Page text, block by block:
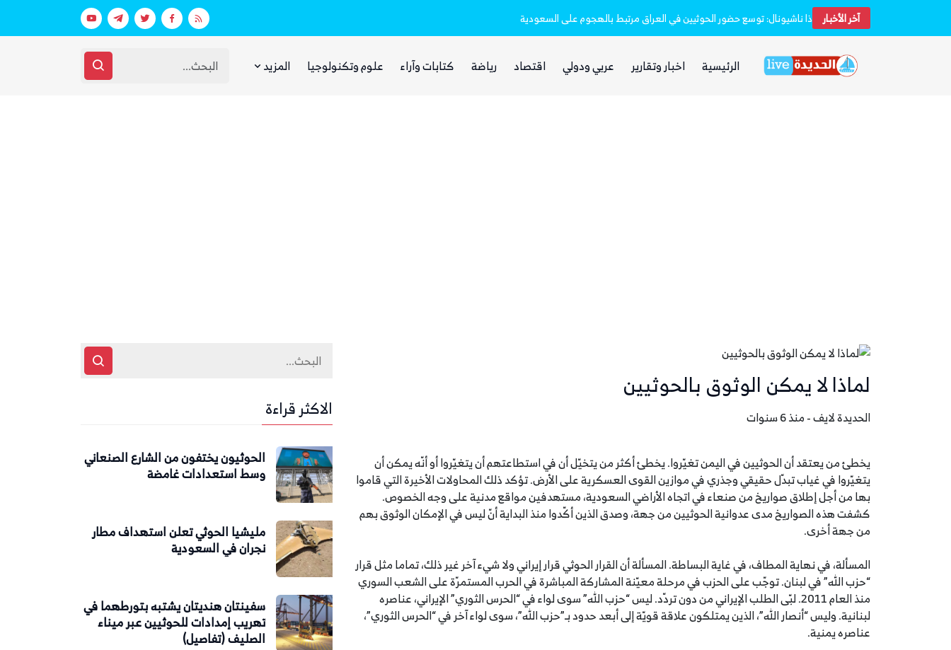
آخر الأخبار ذا ناشيونال: توسع حضور الحوثيين في العراق مرتبط بالهجوم على السعودية
الحوثيون يختفون من الشارع الصنعاني وسط استعدادات غامضة خفر السواحل والبحرية اليمنية ينقذان طاقم سفينة شحن هندية تعرضت لهجوم بزورق مفخخ الفرصة التي انتظرها الحوثي!
الرئيسية اخبار وتقارير عربي ودولي اقتصاد رياضة كتابات وآراء علوم وتكنولوجيا المزيد
لماذا لا يمكن الوثوق بالحوثيين
الحديدة لايف - منذ 6 سنوات
يخطئ من يعتقد أن الحوثيين في اليمن تغيّروا. يخطئ أكثر من يتخيّل أن في استطاعتهم أن يتغيّروا أو أنّه يمكن أن
يتغيّروا في غياب تبدّل حقيقي وجذري في موازين القوى العسكرية على الأرض. تؤكد ذلك المحاولات الأخيرة التي قاموا
بها من أجل إطلاق صواريخ من صنعاء في اتجاه الأراضي السعودية، مستهدفين مواقع مدنية على وجه الخصوص.
كشفت هذه الصواريخ مدى عدوانية الحوثيين من جهة، وصدق الذين أكّدوا منذ البداية أنّ ليس في الإمكان الوثوق بهم
من جهة أخرى.
المسألة، في نهاية المطاف، في غاية البساطة. المسألة أن القرار الحوثي قرار إيراني ولا شيء آخر غير ذلك، تماما مثل قرار
“حزب الله” في لبنان. توجّب على الحزب في مرحلة معيّنة المشاركة المباشرة في الحرب المستمرّة على الشعب السوري
منذ العام 2011. لبّى الطلب الإيراني من دون تردّد. ليس “حزب الله” سوى لواء في “الحرس الثوري” الإيراني، عناصره
لبنانية. وليس “أنصار الله”، الذين يمتلكون علاقة قويّة إلى أبعد حدود بـ”حزب الله”، سوى لواء آخر في “الحرس الثوري”،
عناصره يمنية.
الاكثر قراءة
الحوثيون يختفون من الشارع الصنعاني
وسط استعدادات غامضة
مليشيا الحوثي تعلن استهداف مطار
نجران في السعودية
سفينتان هنديتان يشتبه بتورطهما في
تهريب إمدادات للحوثيين عبر ميناء
الصليف (تفاصيل)